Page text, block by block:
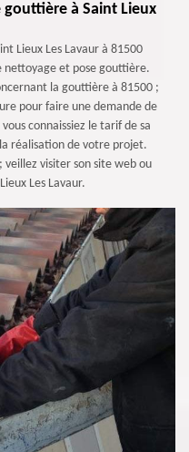
à Saint Lieux
Lieux Les Lavaur à 81500
nettoyage et pose gouttière.
la gouttière à 81500 ;
pour faire une demande de
connaissiez le tarif de sa
réalisation de votre projet.
visiter son site web ou
Les Lavaur.